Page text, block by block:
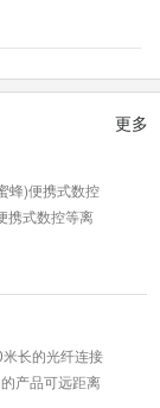
更多
等离子切割机
门数控切割机
蜂)便携式数控
携式数控等离
长的光纤连接
产品可远距离